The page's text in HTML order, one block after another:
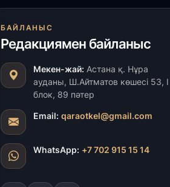
БАЙЛАНЫС
Редакциямен байланыс
Мекен-жай: Астана қ. Нұра
ауданы, Ш.Айтматов көшесі 53, І
блок, 89 пәтер
Email: qaraotkel@gmail.com
WhatsApp: +7 702 915 15 14